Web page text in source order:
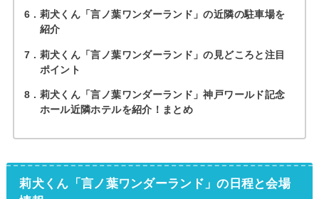
6
莉犬くん「言ノ葉ワンダーランド」の近隣の駐車場を
紹介
7
莉犬くん「言ノ葉ワンダーランド」の見どころと注目
ポイント
8
莉犬くん「言ノ葉ワンダーランド」神戸ワールド記念
ホール近隣ホテルを紹介！まとめ
莉犬くん「言ノ葉ワンダーランド」の日程と会場